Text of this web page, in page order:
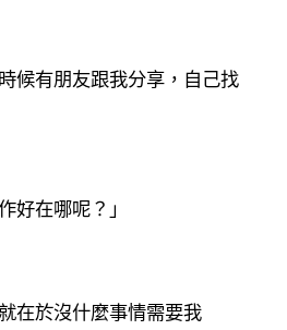
候有朋友跟我分享，自己找
好在哪呢？」
在於沒什麼事情需要我